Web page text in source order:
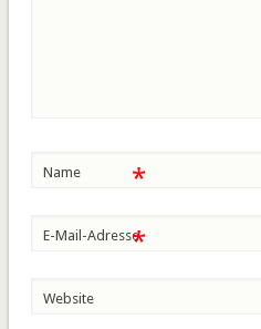
Name *
E-Mail-Adresse*
Website